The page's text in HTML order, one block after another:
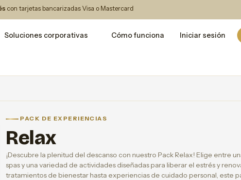
con tarjetas bancarizadas Visa o Mastercard
Soluciones corporativas Cómo funciona Iniciar sesión
PACK DE EXPERIENCIAS
Relax
¡Descubre la plenitud del descanso con nuestro Pack Relax! Elige entre
spas y una variedad de actividades diseñadas para liberar el estrés y
tratamientos de bienestar hasta experiencias de cuidado personal, este